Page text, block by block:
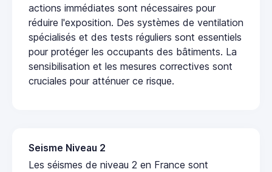
actions immédiates sont nécessaires pour
réduire l'exposition. Des systèmes de ventilation
spécialisés et des tests réguliers sont essentiels
pour protéger les occupants des bâtiments. La
sensibilisation et les mesures correctives sont
cruciales pour atténuer ce risque.
Seisme Niveau 2
Les séismes de niveau 2 en France sont